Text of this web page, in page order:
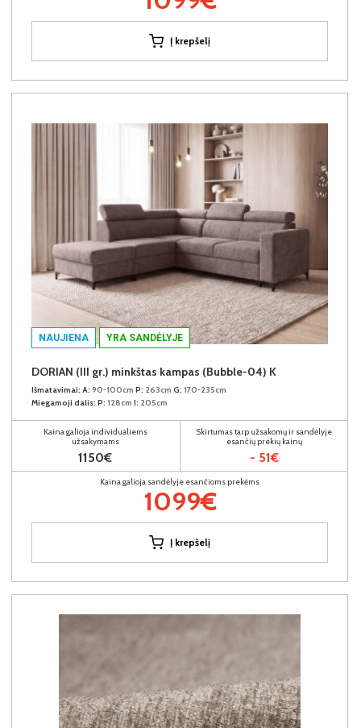
Į krepšelį
NAUJIENA YRA SANDĖLYJE
DORIAN (III gr.) minkštas kampas (Bubble-04) K
Išmatavimai: A: 90-100cm P: 263cm G: 170-235cm
Miegamoji dalis: P: 128cm I: 205cm
Kaina galioja individualiems
užsakymams
1150€
Skirtumas tarp užsakomų ir sandėlyje
esančių prekių kainų
- 51€
Kaina galioja sandėlyje esančioms prekėms
1099€
Į krepšelį